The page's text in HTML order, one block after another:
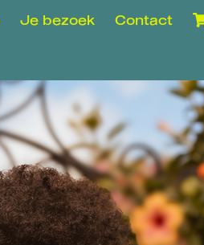
Je bezoek Contact